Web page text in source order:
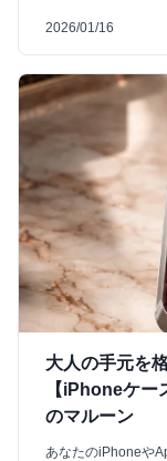
2026/01/16
大人の手元を
【iPhoneケ
のマルーン
あなたのiPhoneや